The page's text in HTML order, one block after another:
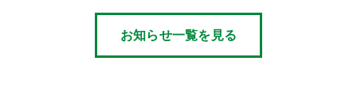
お知らせ一覧を見る